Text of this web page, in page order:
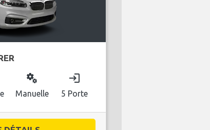
miscellaneous_services
Manuelle
login
5 Porte